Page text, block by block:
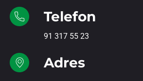
Telefon
91 317 55 23
Adres